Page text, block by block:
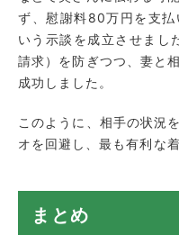
ず、慰謝料80万円を支払
いう示談を成立させまし
請求）を防ぎつつ、妻と
成功しました。
このように、相手の状況
オを回避し、最も有利な
まとめ